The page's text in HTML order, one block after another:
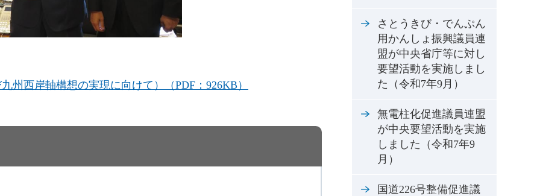
州西岸軸構想の実現に向けて）（PDF：926KB）
さとうきび・でんぷん
用かんしょ振興議員連
盟が中央省庁等に対し
要望活動を実施しまし
た（令和7年9月）
無電柱化促進議員連盟
が中央要望活動を実施
しました（令和7年9
月）
国道226号整備促進議